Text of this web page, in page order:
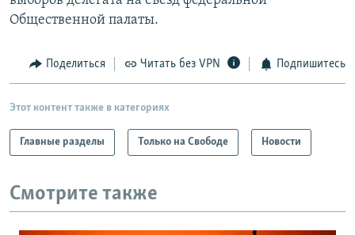
Общественной палаты.
Поделиться Читать без VPN Подпишитесь
Этот контент также в категориях
Главные разделы Только на Свободе Новости
Смотрите также